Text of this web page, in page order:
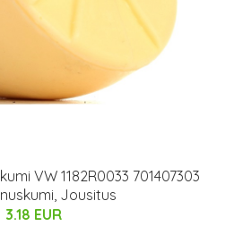
VW 1182R0033 701407303
Jousitus
3.18 EUR